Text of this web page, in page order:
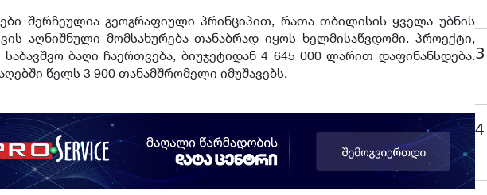
შერჩეულია გეოგრაფიული პრინციპით, რათა თბილისის ყველა უბნის
აღნიშნული მომსახურება თანაბრად იყოს ხელმისაწვდომი. პროექტი,
ბაღი ჩაერთვება, ბიუჯეტიდან 4 645 000 ლარით დაფინანსდება.
წელს 3 900 თანამშრომელი იმუშავებს.
3
4